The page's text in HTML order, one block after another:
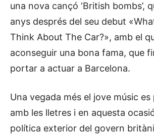
una nova cançó ‘British bombs’,
anys després del seu debut
Think About The Car?», amb el
aconseguir una bona fama, que
portar a actuar a Barcelona.
Una vegada més el jove músic
amb les lletres i en aquesta
política exterior del govern